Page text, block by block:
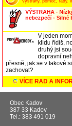
Obec Kadov
387 33 Kadov
Tel.: 383 491 019